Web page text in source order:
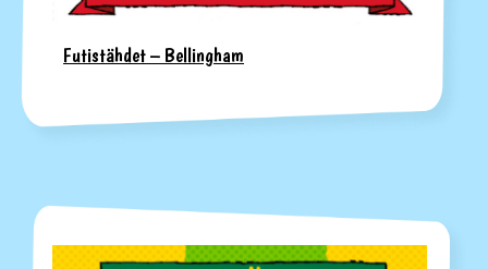
Futistähdet – Bellingham